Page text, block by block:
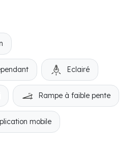
Eclairé
Rampe à faible pente
mobile